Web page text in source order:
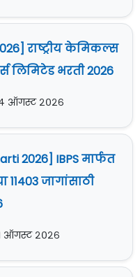
राष्ट्रीय केमिकल्स
लिमिटेड भरती 2026
ऑगस्ट २०२६
2026] IBPS मार्फत
11403 जागांसाठी
ऑगस्ट २०२६